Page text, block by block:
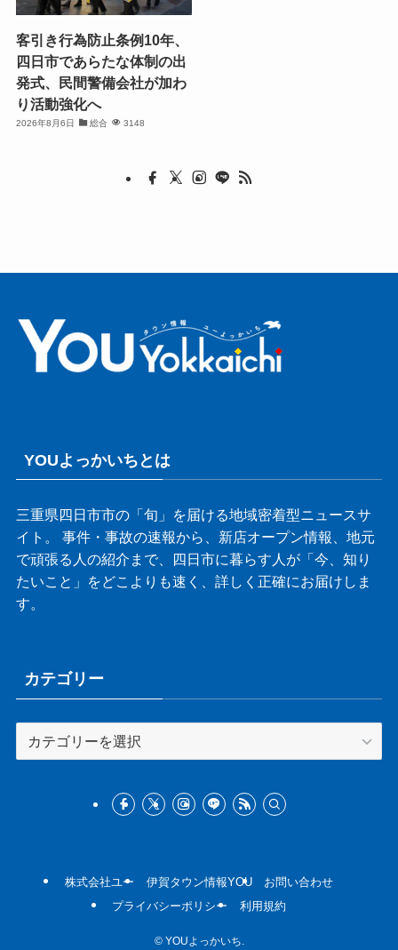
客引き行為防止条例10年、
四日市であらたな体制の出
発式、民間警備会社が加わ
り活動強化へ
2026年8月6日 総合 3148
YOUよっかいちとは
三重県四日市市の「旬」を届ける地域密着型ニュースサ
イト。 事件・事故の速報から、新店オープン情報、地元
で頑張る人の紹介まで、四日市に暮らす人が「今、知り
たいこと」をどこよりも速く、詳しく正確にお届けしま
す。
カテゴリー
テ
株式会社ユー 伊賀タウン情報YOU
お問い合わせ
プライバシーポリシー
利用規約
©YOUよっかいち.